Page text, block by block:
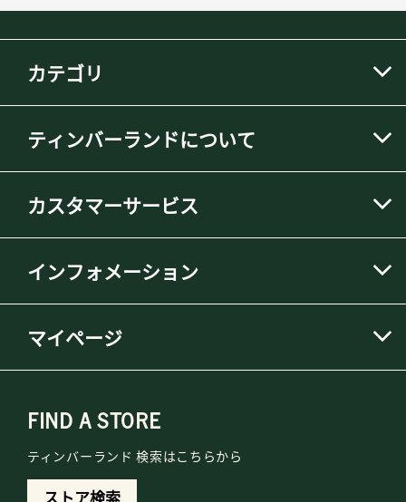
カテゴリ
ティンバーランドについて
カスタマーサービス
インフォメーション
マイページ
FIND A STORE
ティンバーランド 検索はこちらから
ストア検索